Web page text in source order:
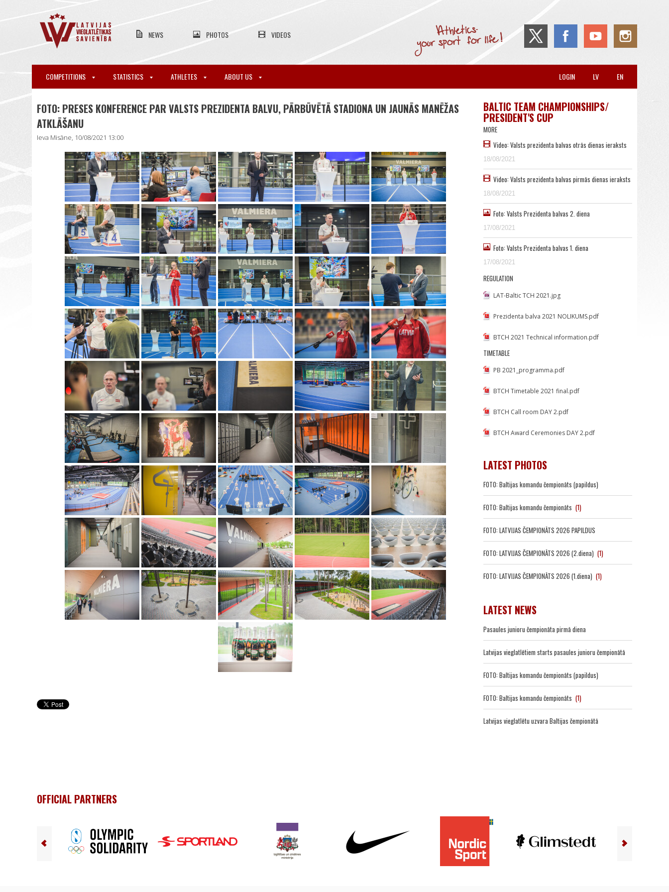
NEWS PHOTOS VIDEOS
COMPETITIONS STATISTICS ATHLETES ABOUT US EN
LV
LOGIN
FOTO: PRESES KONFERENCE PAR VALSTS PREZIDENTA BALVU, PĀRBŪVĒTĀ STADIONA UN JAUNĀS MANĒŽAS
ATKLĀŠANU
Ieva Misāne, 10/08/2021 13:00
BALTIC TEAM CHAMPIONSHIPS/
PRESIDENT'S CUP
MORE
Video: Valsts prezidenta balvas otrās dienas ieraksts
18/08/2021
Video: Valsts prezidenta balvas pirmās dienas ieraksts
18/08/2021
Foto: Valsts Prezidenta balvas 2. diena
17/08/2021
Foto: Valsts Prezidenta balvas 1. diena
17/08/2021
REGULATION
LAT-Baltic TCH 2021.jpg
Prezidenta balva 2021 NOLIKUMS.pdf
BTCH 2021 Technical information.pdf
TIMETABLE
PB 2021_programma.pdf
BTCH Timetable 2021 final.pdf
BTCH Call room DAY 2.pdf
BTCH Award Ceremonies DAY 2.pdf
LATEST PHOTOS
FOTO: Baltijas komandu čempionāts (papildus)
FOTO: Baltijas komandu čempionāts (1)
FOTO: LATVIJAS ČEMPIONĀTS 2026 PAPILDUS
FOTO: LATVIJAS ČEMPIONĀTS 2026 (2.diena) (1)
FOTO: LATVIJAS ČEMPIONĀTS 2026 (1.diena) (1)
LATEST NEWS
Pasaules junioru čempionāta pirmā diena
Latvijas vieglatlētiem starts pasaules junioru čempionātā
FOTO: Baltijas komandu čempionāts (papildus)
FOTO: Baltijas komandu čempionāts (1)
Latvijas vieglatlētu uzvara Baltijas čempionātā
OFFICIAL PARTNERS